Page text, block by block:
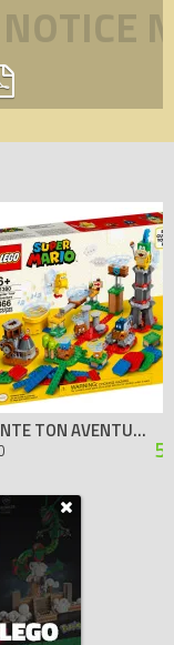
NOTICE
INVENTE TON AVENTURE - SET DE CRÉATEUR